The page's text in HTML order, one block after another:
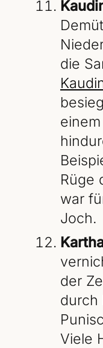
die
Rüge
war
Joch.
der
durch
Viele